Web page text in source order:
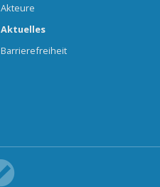
Akteure
Aktuelles
Barrierefreiheit